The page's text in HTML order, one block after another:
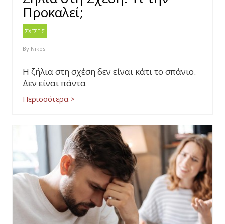
Προκαλεί;
ΣΧΕΣΕΙΣ
By Nikos
Η ζήλια στη σχέση δεν είναι κάτι το σπάνιο.
Δεν είναι πάντα
Περισσότερα >